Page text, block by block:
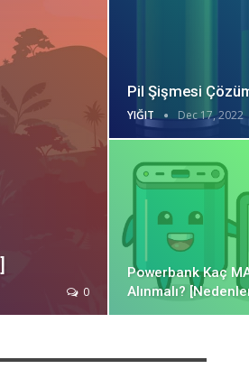
0
Pil Şişmesi
YIĞIT Dec 17, 2022
Powerbank Kaç
Alınmalı?